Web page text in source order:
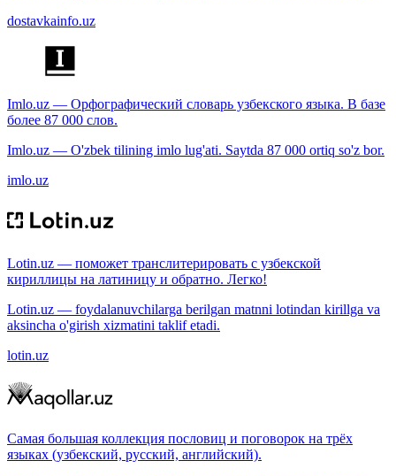
dostavkainfo.uz
Imlo.uz — Орфографический словарь узбекского языка. В базе
более 87 000 слов.
Imlo.uz — O'zbek tilining imlo lug'ati. Saytda 87 000 ortiq so'z bor.
imlo.uz
Lotin.uz — поможет транслитерировать с узбекской
кириллицы на латиницу и обратно. Легко!
Lotin.uz — foydalanuvchilarga berilgan matnni lotindan kirillga va
aksincha o'girish xizmatini taklif etadi.
lotin.uz
Самая большая коллекция пословиц и поговорок на трёх
языках (узбекский, русский, английский).